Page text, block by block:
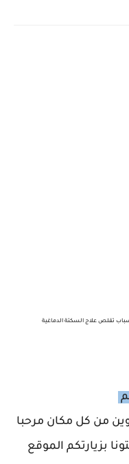
تقلص علاج السكتة الدماغية
من كل مكان مرحبا
بزيارتكم الموقع